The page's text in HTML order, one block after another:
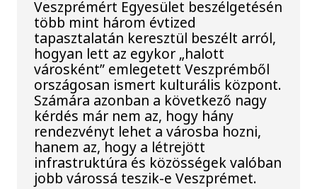
Veszprémért Egyesület beszélgetésén
több mint három évtized
tapasztalatán keresztül beszélt arról,
hogyan lett az egykor „halott
városként” emlegetett Veszprémből
országosan ismert kulturális központ.
Számára azonban a következő nagy
kérdés már nem az, hogy hány
rendezvényt lehet a városba hozni,
hanem az, hogy a létrejött
infrastruktúra és közösségek valóban
jobb várossá teszik-e Veszprémet.